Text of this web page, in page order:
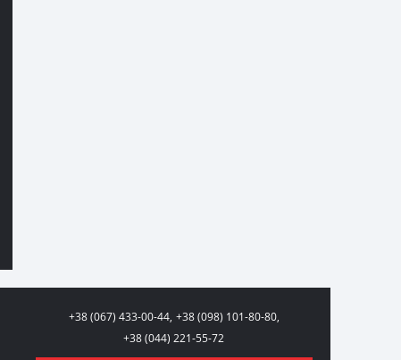
+38 (067) 433-00-44, +38 (098) 101-80-80,
+38 (044) 221-55-72